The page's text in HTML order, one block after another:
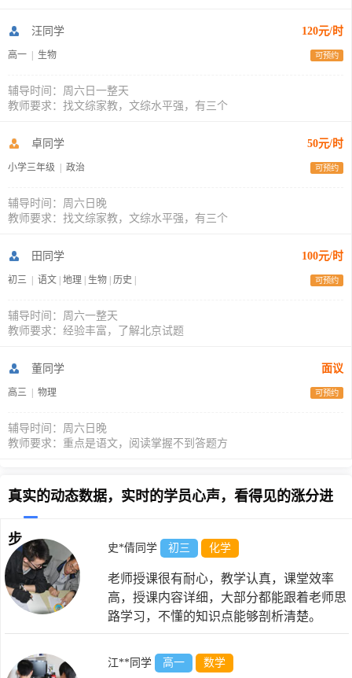
汪同学 120元/时
高一 生物 可预约
辅导时间：周六日一整天
教师要求：找文综家教，文综水平强，有三个
卓同学 50元/时
小学三年级 政治 可预约
辅导时间：周六日晚
教师要求：找文综家教，文综水平强，有三个
田同学 100元/时
初三 语文 地理 生物 历史 可预约
辅导时间：周六一整天
教师要求：经验丰富，了解北京试题
董同学 面议
高三 物理 可预约
辅导时间：周六日晚
教师要求：重点是语文，阅读掌握不到答题方
真实的动态数据，实时的学员心声，看得见的涨分进
步
史*倩同学 初三 化学
老师授课很有耐心，教学认真，课堂效率
高，授课内容详细，大部分都能跟着老师思
路学习，不懂的知识点能够剖析清楚。
江**同学 高一 数学